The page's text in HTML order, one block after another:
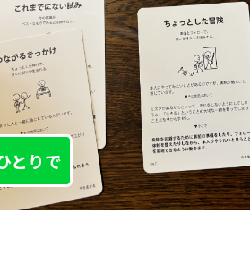
とりで